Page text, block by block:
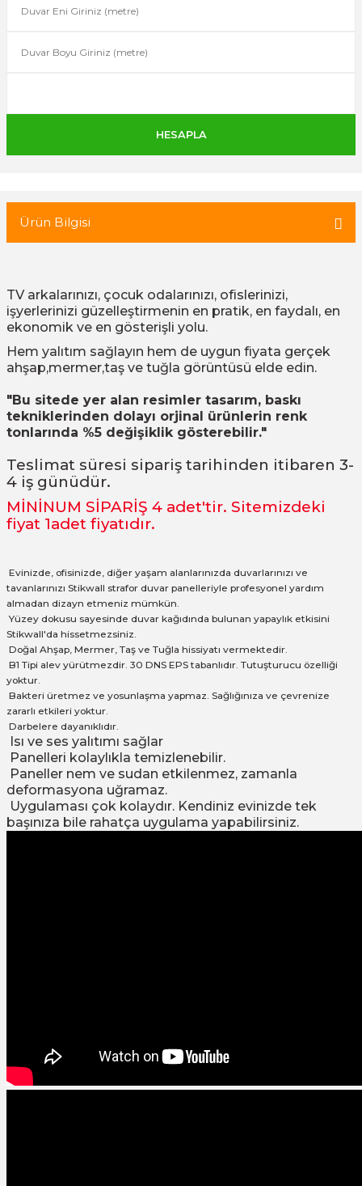
Ürün Bilgisi
TV arkalarınızı, çocuk odalarınızı, ofislerinizi,
işyerlerinizi güzelleştirmenin en pratik, en faydalı, en
ekonomik ve en gösterişli yolu.
Hem yalıtım sağlayın hem de uygun fiyata gerçek
ahşap,mermer,taş ve tuğla görüntüsü elde edin.
"Bu sitede yer alan resimler tasarım, baskı
tekniklerinden dolayı orjinal ürünlerin renk
tonlarında %5 değişiklik gösterebilir."
Teslimat süresi sipariş tarihinden itibaren 3-
4 iş günüdür.
MİNİNUM SİPARİŞ 4 adet'tir. Sitemizdeki
fiyat 1adet fiyatıdır.
Evinizde, ofisinizde, diğer yaşam alanlarınızda duvarlarınızı ve
tavanlarınızı Stikwall strafor duvar panelleriyle profesyonel yardım
almadan dizayn etmeniz mümkün.
Yüzey dokusu sayesinde duvar kağıdında bulunan yapaylık etkisini
Stikwall'da hissetmezsiniz.
Doğal Ahşap, Mermer, Taş ve Tuğla hissiyatı vermektedir.
B1 Tipi alev yürütmezdir. 30 DNS EPS tabanlıdır. Tutuşturucu özelliği
yoktur.
Bakteri üretmez ve yosunlaşma yapmaz. Sağlığınıza ve çevrenize
zararlı etkileri yoktur.
Darbelere dayanıklıdır.
Isı ve ses yalıtımı sağlar
Panelleri kolaylıkla temizlenebilir.
Paneller nem ve sudan etkilenmez, zamanla
deformasyona uğramaz.
Uygulaması çok kolaydır. Kendiniz evinizde tek
başınıza bile rahatça uygulama yapabilirsiniz.